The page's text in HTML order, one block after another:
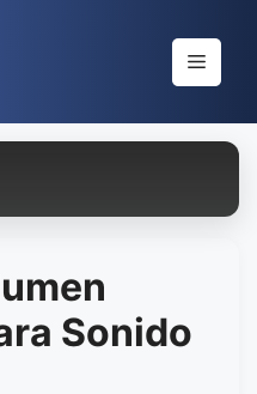
Menú
Sonido